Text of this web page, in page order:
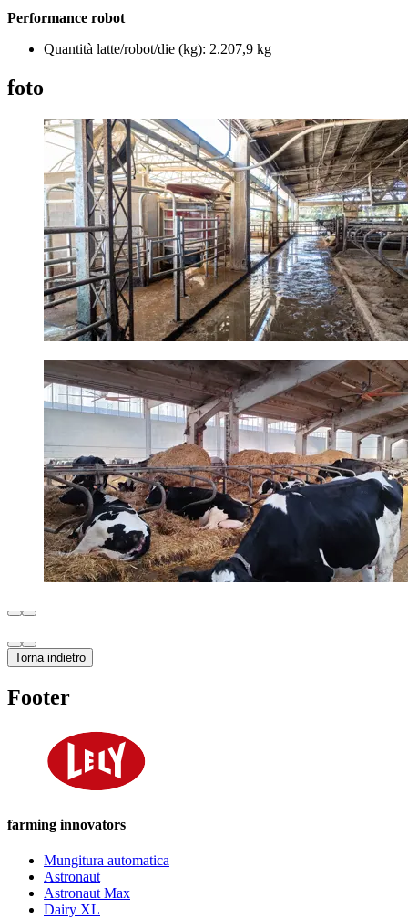
Performance robot
Quantità latte/robot/die (kg): 2.207,9 kg
foto
Torna indietro
Footer
farming innovators
Mungitura automatica
Astronaut
Astronaut Max
Dairy XL